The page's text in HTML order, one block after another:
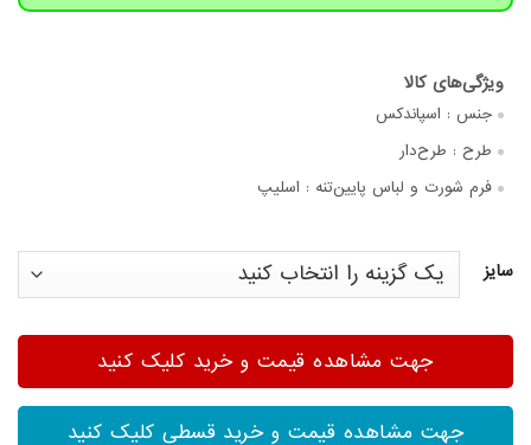
جنس : اسپاندکس
طرح : طرح‌دار
فرم شورت و لباس پایین‌تنه : اسلیپ
سایز
جهت مشاهده قیمت و خرید کلیک کنید
جهت مشاهده قیمت و خرید قسطی کلیک کنید